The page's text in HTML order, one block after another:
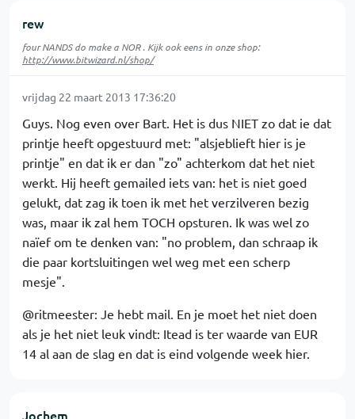
rew
four NANDS do make a NOR . Kijk ook eens in onze shop:
http://www.bitwizard.nl/shop/
vrijdag 22 maart 2013 17:36:20
Guys. Nog even over Bart. Het is dus NIET zo dat ie dat
printje heeft opgestuurd met: "alsjeblieft hier is je
printje" en dat ik er dan "zo" achterkom dat het niet
werkt. Hij heeft gemailed iets van: het is niet goed
gelukt, dat zag ik toen ik met het verzilveren bezig
was, maar ik zal hem TOCH opsturen. Ik was wel zo
naïef om te denken van: "no problem, dan schraap ik
die paar kortsluitingen wel weg met een scherp
mesje".
@ritmeester: Je hebt mail. En je moet het niet doen
als je het niet leuk vindt: Itead is ter waarde van EUR
14 al aan de slag en dat is eind volgende week hier.
Jochem